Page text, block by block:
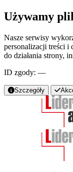
Używamy
Nasze serwisy
personalizacji treści i
do działania strony,
ID zgody: —
Szczegóły